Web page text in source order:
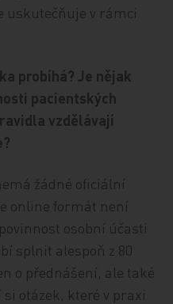
uskutečňuje v rámci
probíhá? Je nějak
pacientských
vzdělávají
žádné oficiální
online formát není
osobní účasti
splnit alespoň z 80
o přednášení, ale také
otázek, které v praxi